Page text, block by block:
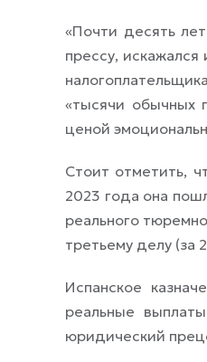
«Почти десять
прессу,
«тысячи обычных
ценой
Стоит отметить,
2023 года она
реального
третьему делу (за
Испанское
реальные
юридический